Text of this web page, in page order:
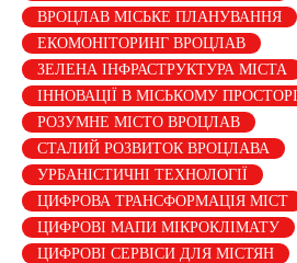
ВРОЦЛАВ МІСЬКЕ ПЛАНУВАННЯ
ЕКОМОНІТОРИНГ ВРОЦЛАВ
ЗЕЛЕНА ІНФРАСТРУКТУРА МІСТА
ІННОВАЦІЇ В МІСЬКОМУ ПРОСТОРІ
РОЗУМНЕ МІСТО ВРОЦЛАВ
СТАЛИЙ РОЗВИТОК ВРОЦЛАВА
УРБАНІСТИЧНІ ТЕХНОЛОГІЇ
ЦИФРОВА ТРАНСФОРМАЦІЯ МІСТ
ЦИФРОВІ МАПИ МІКРОКЛІМАТУ
ЦИФРОВІ СЕРВІСИ ДЛЯ МІСТЯН